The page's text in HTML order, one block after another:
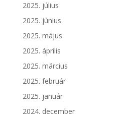
2025. július
2025. június
2025. május
2025. április
2025. március
2025. február
2025. január
2024. december